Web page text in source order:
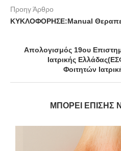
Προηγ Άρθρο
ΚΥΚΛΟΦΟΡΗΣΕ:Manual
Απολογισμός 19ου
Ιατρικής
Φοιτητών
ΜΠΟΡΕΊ ΕΠΊΣΗΣ